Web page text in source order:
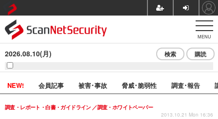
MENU
2026.08.10(月) 検索 購読
NEW! 会員記事 被害･事故 脅威･脆弱性 調査･報告
調査・レポート・白書・ガイドライン 調査・ホワイトペーパー
2013.10.21 Mon 16:36